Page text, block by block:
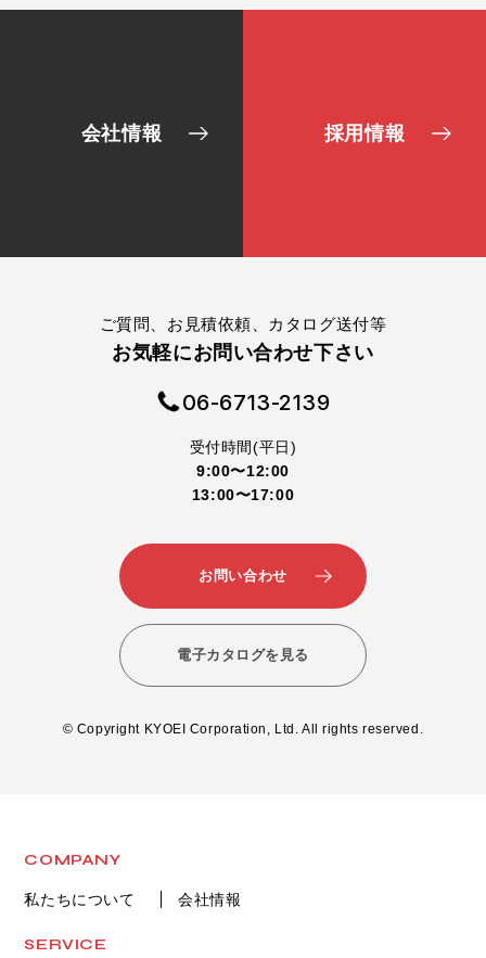
会社情報 採用情報
ご質問、お見積依頼、カタログ送付等
お気軽にお問い合わせ下さい
06-6713-2139
受付時間(平日)
9:00〜12:00
13:00〜17:00
お問い合わせ
電子カタログを見る
© Copyright KYOEI Corporation, Ltd. All rights reserved.
COMPANY
私たちについて 会社情報
SERVICE